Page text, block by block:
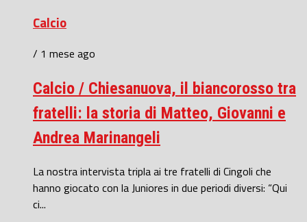
Calcio
/ 1 mese ago
Calcio / Chiesanuova, il biancorosso tra
fratelli: la storia di Matteo, Giovanni e
Andrea Marinangeli
La nostra intervista tripla ai tre fratelli di Cingoli che
hanno giocato con la Juniores in due periodi diversi: “Qui
ci...